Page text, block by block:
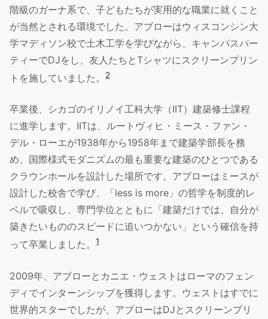
階級のガーナ系で、子どもたちが実用的な職業に就くこと
が当然とされる環境でした。アブローはウィスコンシン大
学マディソン校で土木工学を学びながら、キャンパスパー
ティーでDJをし、友人たちとTシャツにスクリーンプリン
トを施していました。
2
卒業後、シカゴのイリノイ工科大学（IIT）建築修士課程
に進学します。IITは、ルートヴィヒ・ミース・ファン・
デル・ローエが1938年から1958年まで建築学部長を務
め、国際様式モダニズムの最も重要な建築のひとつである
クラウンホールを設計した場所です。アブローはミースが
設計した校舎で学び、「less is more」の哲学を制度的レ
ベルで吸収し、専門学位とともに「建築だけでは、自分が
築きたいもののスピードに追いつかない」という確信を持
って卒業しました。
1
2009年、アブローとカニエ・ウェストはローマのフェン
ディでインターンシップを獲得します。ウェストはすでに
世界的スターでしたが、アブローはDJとスクリーンプリ